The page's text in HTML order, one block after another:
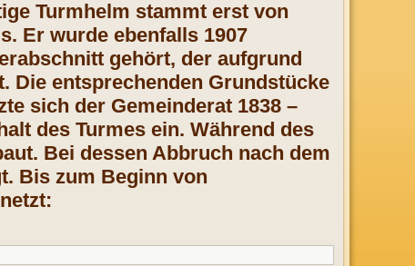
Turmhelm stammt erst von
Er wurde ebenfalls 1907
gehört, der aufgrund
Die entsprechenden Grundstücke
sich der Gemeinderat 1838 –
des Turmes ein. Während des
Bei dessen Abbruch nach dem
Bis zum Beginn von